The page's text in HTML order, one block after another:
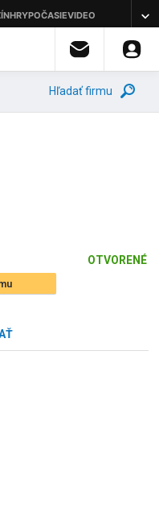
Hľadať firmu
OTVORENÉ